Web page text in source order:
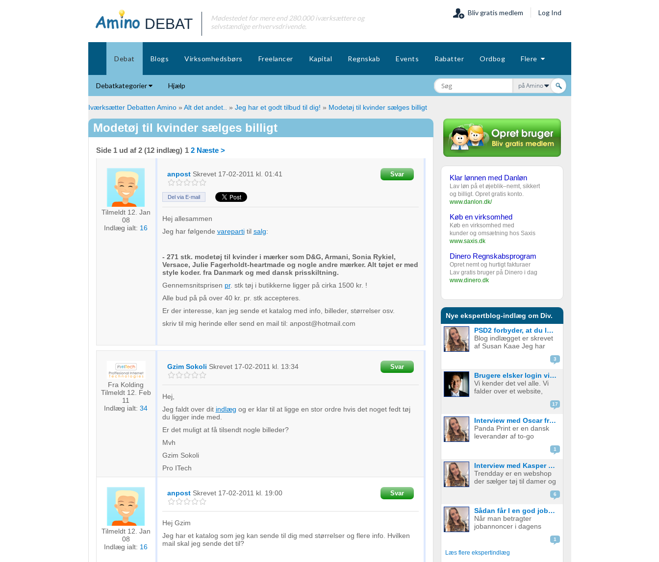
DEBAT
Mødestedet for mere end 280.000 iværksættere og
selvstændige erhvervsdrivende.
Bliv gratis medlem Log Ind
Debat Blogs Virksomhedsbørs Freelancer Kapital Regnskab Events Rabatter Ordbog Flere
Debatkategorier Hjælp på Amino
Iværksætter Debatten Amino » Alt det andet.. » Jeg har et godt tilbud til dig! » Modetøj til kvinder sælges billigt
Modetøj til kvinder sælges billigt
Side 1 ud af 2 (12 indlæg) 1 2 Næste >
Tilmeldt 12. Jan
08
Indlæg ialt: 16
anpost Skrevet 17-02-2011 kl. 01:41 Svar
Del via E-mail
Hej allesammen
Jeg har følgende varepartitil salg:
- 271 stk. modetøj til kvinder i mærker som D&G, Armani, Sonia Rykiel,
Versace, Julie Fagerholdt-heartmade og nogle andre mærker. Alt tøjet er med
style koder. fra Danmark og med dansk prisskiltning.
Gennemsnitsprisen pr. stk tøj i butikkerne ligger på cirka 1500 kr. !
Alle bud på på over 40 kr. pr. stk accepteres.
Er der interesse, kan jeg sende et katalog med info, billeder, størrelser osv.
skriv til mig herinde eller send en mail til: anpost@hotmail.com
Fra Kolding
Tilmeldt 12. Feb
11
Indlæg ialt: 34
Gzim Sokoli Skrevet 17-02-2011 kl. 13:34 Svar
Hej,
Jeg faldt over dit indlæg og er klar til at ligge en stor ordre hvis det noget fedt tøj
du ligger inde med.
Er det muligt at få tilsendt nogle billeder?
Mvh
Gzim Sokoli
Pro ITech
Tilmeldt 12. Jan
08
Indlæg ialt: 16
anpost Skrevet 17-02-2011 kl. 19:00 Svar
Hej Gzim
Jeg har et katalog som jeg kan sende til dig med størrelser og flere info. Hvilken
mail skal jeg sende det til?
Klar lønnen med Danløn
Lav løn på et øjeblik–nemt, sikkert
og billigt. Opret gratis konto.
www.danlon.dk/
Køb en virksomhed
Køb en virksomhed med
kunder og omsætning hos Saxis
www.saxis.dk
Dinero Regnskabsprogram
Opret nemt og hurtigt fakturaer
Lav gratis bruger på Dinero i dag
www.dinero.dk
Nye ekspertblog-indlæg om Div.
PSD2 forbyder, at du lægger kortgebyret ud til dine kunder fra 1. januar 2018
Blog indlægget er skrevet
af Susan Kaae Jeg har
arbejdet med eCommerce
siden 2000 og med online
stillinger med titler som
Chief Product
Officer/CPO, Sales
3
Brugere elsker login via sociale medier
Vi kender det vel alle. Vi
falder over et website,
ved at være der, lige ved
at have gennemført
signup, men hvad nu? Jeg
17
Interview med Oscar fra Panda Print
Panda Print er en dansk
leverandør af to-go
emballage - med og uden
print. Firmaet startede i år
papkrus med tryk, men
har siden udvidet
sortimentet og tilbyder nu
1
Interview med Kasper fra Trendday
Trendday er en webshop
der sælger tøj til damer og
Bag Trendday er de to
unge iværksættere
Camilla og Kasper. I dette
6
Sådan får I en god jobannonce
Når man betragter
jobannoncer i dagens
personlige og faglige
kompetencer. En
1
Læs flere ekspertindlæg